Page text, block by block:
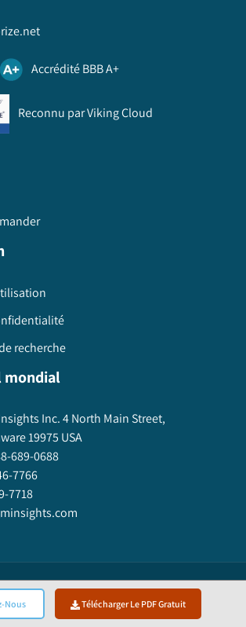
Nous Télécharger Le PDF Gratuit
Accrédité BBB A+
Reconnu par Viking Cloud
recherche
mondial
Inc. 4 North Main Street,
19975 USA
689-0688
7766
7718
Inc.©2025All Rights Reserved.